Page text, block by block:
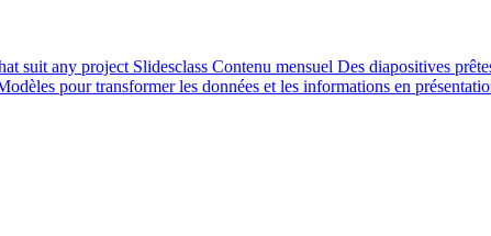
suit any project Slidesclass Contenu mensuel Des diapositives
pour transformer les données et les informations en